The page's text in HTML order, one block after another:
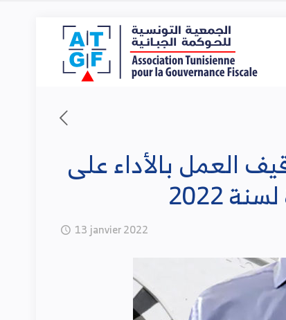
العمل بالأداء على
13 janvier 2022